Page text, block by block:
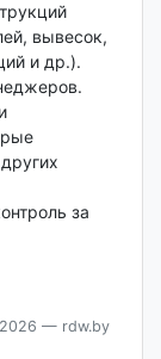
вывесок,
и др.).
за
— rdw.by